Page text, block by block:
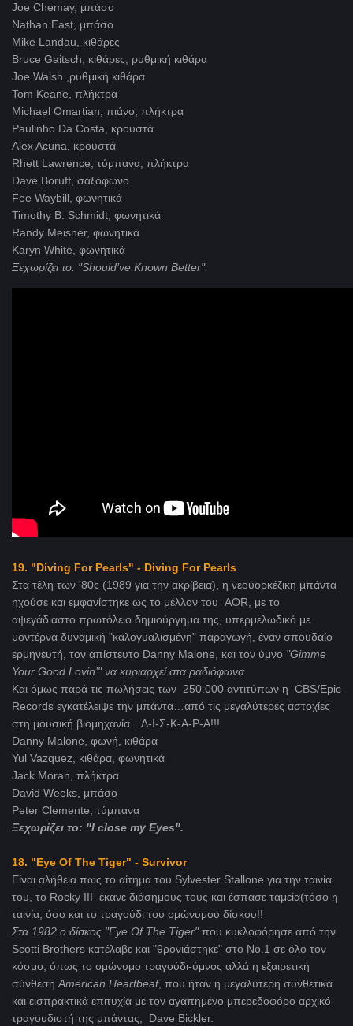
Joe Chemay, μπάσο
Nathan East, μπάσο
Mike Landau, κιθάρες
Bruce Gaitsch, κιθάρες, ρυθμική κιθάρα
Joe Walsh ,ρυθμική κιθάρα
Tom Keane, πλήκτρα
Michael Omartian, πιάνο, πλήκτρα
Paulinho Da Costa, κρουστά
Alex Acuna, κρουστά
Rhett Lawrence, τύμπανα, πλήκτρα
Dave Boruff, σαξόφωνο
Fee Waybill, φωνητικά
Timothy B. Schmidt, φωνητικά
Randy Meisner, φωνητικά
Karyn White, φωνητικά
Ξεχωρίζει το: "Should’ve Known Better".
19. "Diving For Pearls" - Diving For Pearls
Στα τέλη των '80ς (1989 για την ακρίβεια), η νεοϋορκέζικη μπάντα
ηχούσε και εμφανίστηκε ως το μέλλον του AOR, με το
αψεγάδιαστο πρωτόλειο δημιούργημα της, υπερμελωδικό με
μοντέρνα δυναμική "καλογυαλισμένη" παραγωγή, έναν σπουδαίο
ερμηνευτή, τον απίστευτο Danny Malone, και τον ύμνο "Gimme
Your Good Lovin’" να κυριαρχεί στα ραδιόφωνα.
Και όμως παρά τις πωλήσεις των 250.000 αντιτύπων η CBS/Epic
Records εγκατέλειψε την μπάντα…από τις μεγαλύτερες αστοχίες
στη μουσική βιομηχανία…Δ-Ι-Σ-Κ-Α-Ρ-Α!!!
Danny Malone, φωνή, κιθάρα
Yul Vazquez, κιθάρα, φωνητικά
Jack Moran, πλήκτρα
David Weeks, μπάσο
Peter Clemente, τύμπανα
Ξεχωρίζει το: "I close my Eyes".
18. "Eye Of The Tiger" - Survivor
Είναι αλήθεια πως το αίτημα του Sylvester Stallone για την ταινία
του, το Rocky III έκανε διάσημους τους και έσπασε ταμεία(τόσο η
ταινία, όσο και το τραγούδι του ομώνυμου δίσκου!!
Στα 1982 ο δίσκος "Eye Of The Tiger"που κυκλοφόρησε από την
Scotti Brothers κατέλαβε και "θρονιάστηκε" στο No.1 σε όλο τον
κόσμο, όπως το ομώνυμο τραγούδι-ύμνος αλλά η εξαιρετική
σύνθεσηAmerican Heartbeat, που ήταν η μεγαλύτερη συνθετικά
και εισπρακτικά επιτυχία με τον αγαπημένο μπερεδοφόρο αρχικό
τραγουδιστή της μπάντας, Dave Bickler.